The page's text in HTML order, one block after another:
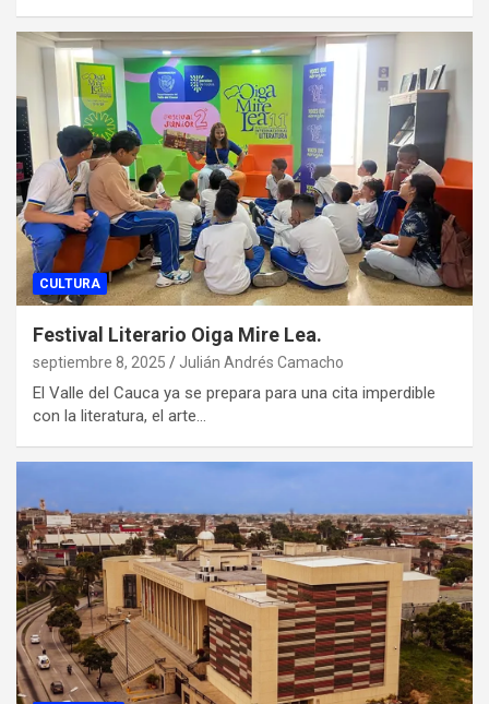
CULTURA
Festival Literario Oiga Mire Lea.
septiembre 8, 2025 Julián Andrés Camacho
El Valle del Cauca ya se prepara para una cita imperdible
con la literatura, el arte…